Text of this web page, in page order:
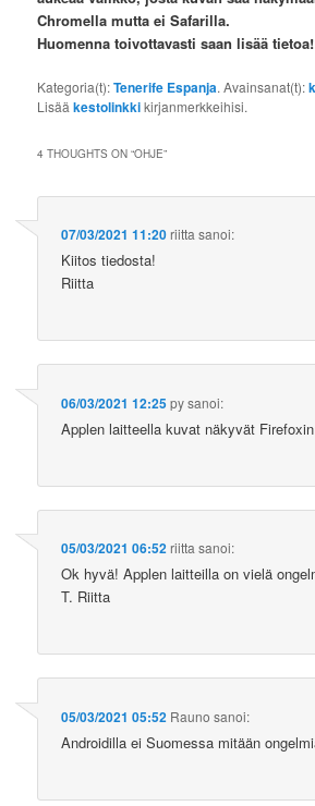
Chromella mutta ei Safarilla.
Huomenna toivottavasti saan lisää tietoa!
Kategoria(t):Tenerife Espanja. Avainsanat(t):
Lisääkestolinkkikirjanmerkkeihisi.
4 THOUGHTS ON “OHJE”
07/03/2021 11:20riitta sanoi:
Kiitos tiedosta!
Riitta
06/03/2021 12:25pysanoi:
Applen laitteella kuvat näkyvät
05/03/2021 06:52riitta sanoi:
Ok hyvä! Applen laitteilla on vielä
T. Riitta
05/03/2021 05:52 Rauno sanoi:
Androidilla ei Suomessa mitään